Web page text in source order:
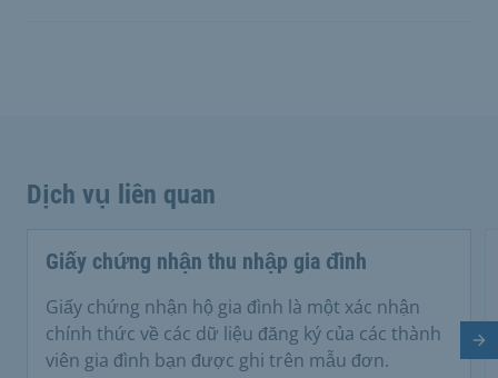
Dịch vụ liên quan
Giấy chứng nhận thu nhập gia đình
Giấy chứng nhận hộ gia đình là một xác nhận
chính thức về các dữ liệu đăng ký của các thành
viên gia đình bạn được ghi trên mẫu đơn.